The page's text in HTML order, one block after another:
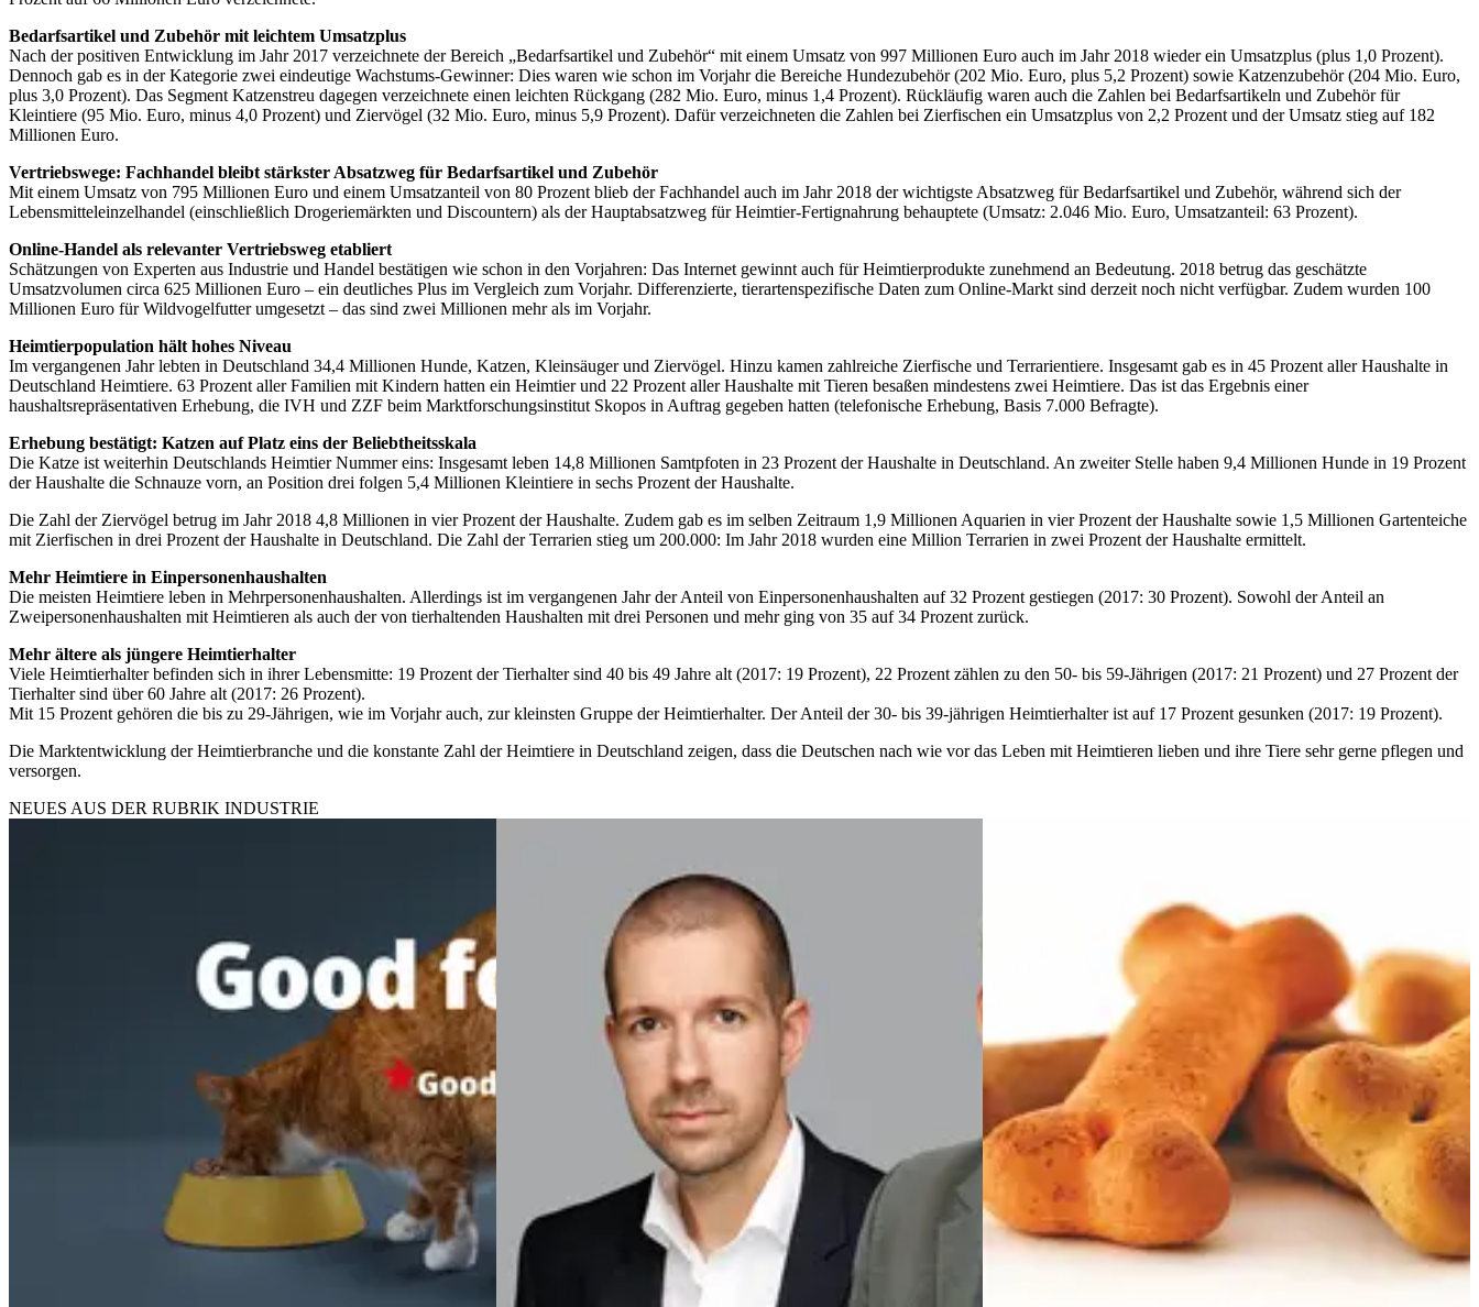
Bedarfsartikel und Zubehör mit leichtem Umsatzplus
Nach der positiven Entwicklung im Jahr 2017 verzeichnete der Bereich „Bedarfsartikel und Zubehör“ mit einem Umsatz von 997 Millionen Euro auch im Jahr 2018 wieder ein Umsatzplus (plus 1,0 Prozent).
Dennoch gab es in der Kategorie zwei eindeutige Wachstums-Gewinner: Dies waren wie schon im Vorjahr die Bereiche Hundezubehör (202 Mio. Euro, plus 5,2 Prozent) sowie Katzenzubehör (204 Mio. Euro,
plus 3,0 Prozent). Das Segment Katzenstreu dagegen verzeichnete einen leichten Rückgang (282 Mio. Euro, minus 1,4 Prozent). Rückläufig waren auch die Zahlen bei Bedarfsartikeln und Zubehör für
Kleintiere (95 Mio. Euro, minus 4,0 Prozent) und Ziervögel (32 Mio. Euro, minus 5,9 Prozent). Dafür verzeichneten die Zahlen bei Zierfischen ein Umsatzplus von 2,2 Prozent und der Umsatz stieg auf 182
Millionen Euro.
Vertriebswege: Fachhandel bleibt stärkster Absatzweg für Bedarfsartikel und Zubehör
Mit einem Umsatz von 795 Millionen Euro und einem Umsatzanteil von 80 Prozent blieb der Fachhandel auch im Jahr 2018 der wichtigste Absatzweg für Bedarfsartikel und Zubehör, während sich der
Lebensmitteleinzelhandel (einschließlich Drogeriemärkten und Discountern) als der Hauptabsatzweg für Heimtier-Fertignahrung behauptete (Umsatz: 2.046 Mio. Euro, Umsatzanteil: 63 Prozent).
Online-Handel als relevanter Vertriebsweg etabliert
Schätzungen von Experten aus Industrie und Handel bestätigen wie schon in den Vorjahren: Das Internet gewinnt auch für Heimtierprodukte zunehmend an Bedeutung. 2018 betrug das geschätzte
Umsatzvolumen circa 625 Millionen Euro – ein deutliches Plus im Vergleich zum Vorjahr. Differenzierte, tierartenspezifische Daten zum Online-Markt sind derzeit noch nicht verfügbar. Zudem wurden 100
Millionen Euro für Wildvogelfutter umgesetzt – das sind zwei Millionen mehr als im Vorjahr.
Heimtierpopulation hält hohes Niveau
Im vergangenen Jahr lebten in Deutschland 34,4 Millionen Hunde, Katzen, Kleinsäuger und Ziervögel. Hinzu kamen zahlreiche Zierfische und Terrarientiere. Insgesamt gab es in 45 Prozent aller Haushalte in
Deutschland Heimtiere. 63 Prozent aller Familien mit Kindern hatten ein Heimtier und 22 Prozent aller Haushalte mit Tieren besaßen mindestens zwei Heimtiere. Das ist das Ergebnis einer
haushaltsrepräsentativen Erhebung, die IVH und ZZF beim Marktforschungsinstitut Skopos in Auftrag gegeben hatten (telefonische Erhebung, Basis 7.000 Befragte).
Erhebung bestätigt: Katzen auf Platz eins der Beliebtheitsskala
Die Katze ist weiterhin Deutschlands Heimtier Nummer eins: Insgesamt leben 14,8 Millionen Samtpfoten in 23 Prozent der Haushalte in Deutschland. An zweiter Stelle haben 9,4 Millionen Hunde in 19 Prozent
der Haushalte die Schnauze vorn, an Position drei folgen 5,4 Millionen Kleintiere in sechs Prozent der Haushalte.
Die Zahl der Ziervögel betrug im Jahr 2018 4,8 Millionen in vier Prozent der Haushalte. Zudem gab es im selben Zeitraum 1,9 Millionen Aquarien in vier Prozent der Haushalte sowie 1,5 Millionen Gartenteiche
mit Zierfischen in drei Prozent der Haushalte in Deutschland. Die Zahl der Terrarien stieg um 200.000: Im Jahr 2018 wurden eine Million Terrarien in zwei Prozent der Haushalte ermittelt.
Mehr Heimtiere in Einpersonenhaushalten
Die meisten Heimtiere leben in Mehrpersonenhaushalten. Allerdings ist im vergangenen Jahr der Anteil von Einpersonenhaushalten auf 32 Prozent gestiegen (2017: 30 Prozent). Sowohl der Anteil an
Zweipersonenhaushalten mit Heimtieren als auch der von tierhaltenden Haushalten mit drei Personen und mehr ging von 35 auf 34 Prozent zurück.
Mehr ältere als jüngere Heimtierhalter
Viele Heimtierhalter befinden sich in ihrer Lebensmitte: 19 Prozent der Tierhalter sind 40 bis 49 Jahre alt (2017: 19 Prozent), 22 Prozent zählen zu den 50- bis 59-Jährigen (2017: 21 Prozent) und 27 Prozent der
Tierhalter sind über 60 Jahre alt (2017: 26 Prozent).
Mit 15 Prozent gehören die bis zu 29-Jährigen, wie im Vorjahr auch, zur kleinsten Gruppe der Heimtierhalter. Der Anteil der 30- bis 39-jährigen Heimtierhalter ist auf 17 Prozent gesunken (2017: 19 Prozent).
Die Marktentwicklung der Heimtierbranche und die konstante Zahl der Heimtiere in Deutschland zeigen, dass die Deutschen nach wie vor das Leben mit Heimtieren lieben und ihre Tiere sehr gerne pflegen und
versorgen.
NEUES AUS DER RUBRIK INDUSTRIE